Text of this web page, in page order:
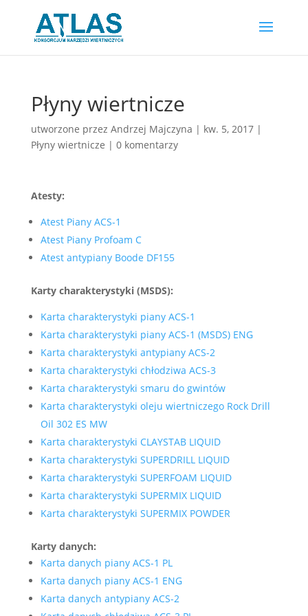
Płyny wiertnicze
utworzone przez Andrzej Majczyna | kw. 5, 2017|
Płyny wiertnicze | 0 komentarzy
Atesty:
Atest Piany ACS-1
Atest Piany Profoam C
Atest antypiany Boode DF155
Karty charakterystyki (MSDS):
Karta charakterystyki piany ACS-1
Karta charakterystyki piany ACS-1 (MSDS) ENG
Karta charakterystyki antypiany ACS-2
Karta charakterystyki chłodziwa ACS-3
Karta charakterystyki smaru do gwintów
Karta charakterystyki oleju wiertniczego Rock Drill
Oil 302 ES MW
Karta charakterystyki CLAYSTAB LIQUID
Karta charakterystyki SUPERDRILL LIQUID
Karta charakterystyki SUPERFOAM LIQUID
Karta charakterystyki SUPERMIX LIQUID
Karta charakterystyki SUPERMIX POWDER
Karty danych:
Karta danych piany ACS-1 PL
Karta danych piany ACS-1 ENG
Karta danych antypiany ACS-2